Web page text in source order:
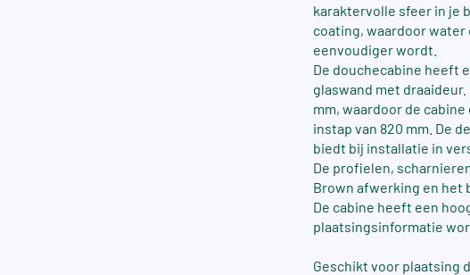
karaktervolle sfeer in je
coating, waardoor
eenvoudiger wordt.
De douchecabine heeft
glaswand met
mm, waardoor de
instap van 820 mm. De
biedt bij installatie in
De profielen,
Brown afwerking en het
De cabine heeft een
plaatsingsinformatie
Geschikt voor plaatsing